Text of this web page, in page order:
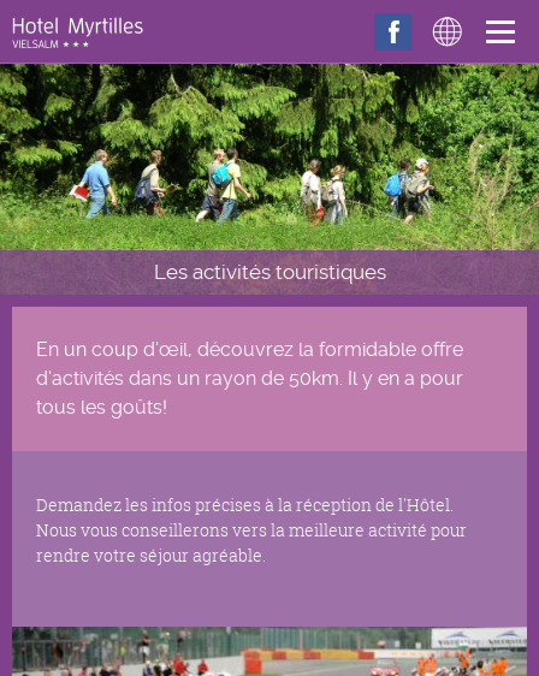
Aller au contenu principal
Les activités touristiques
En un coup d'œil, découvrez la formidable offre
d'activités dans un rayon de 50km. Il y en a pour
tous les goûts!
Demandez les infos précises à la réception de l'Hôtel.
Nous vous conseillerons vers la meilleure activité pour
rendre votre séjour agréable.